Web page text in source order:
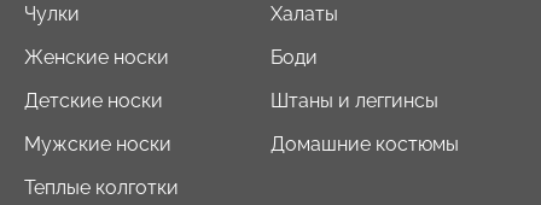
Чулки
Женские носки
Детские носки
Мужские носки
Теплые колготки
Халаты
Боди
Штаны и леггинсы
Домашние костюмы